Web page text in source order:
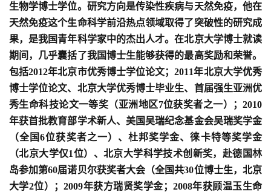
生物学博士学位。研究方向是传染性疾病与天然免疫，他在
天然免疫这个生命科学前沿热点领域取得了突破性的研究成
果，是我国青年科学家中的杰出人才。在北京大学博士就读
期间，几乎囊括了我国博士生能够获得的最高奖励和荣誉。
包括2012年北京市优秀博士学位论文；2011年北京大学优秀
博士学位论文、北京大学优秀博士毕业生、首届强生亚洲优
秀生命科技论文一等奖（亚洲地区7位获奖者之一）；2010
年获首批教育部学术新人、美国吴瑞纪念基金会吴瑞奖学金
（全国6位获奖者之一）、杜邦奖学金、徕卡特等奖学金
（北京大学仅1位）、北京大学科学技术创新奖，赴德国林
岛参加第60届诺贝尔获奖者大会（全国共30位博士生，北京
大学2位）；2009年获方瑞贤奖学金； 2008年获顾温玉生命